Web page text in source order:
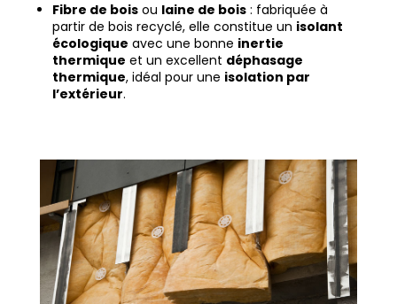
Fibre de boisou laine de bois: fabriquée à
partir de bois recyclé, elle constitue un isolant
écologique avec une bonne inertie
thermique et un excellent déphasage
thermique, idéal pour une isolation par
l’extérieur.